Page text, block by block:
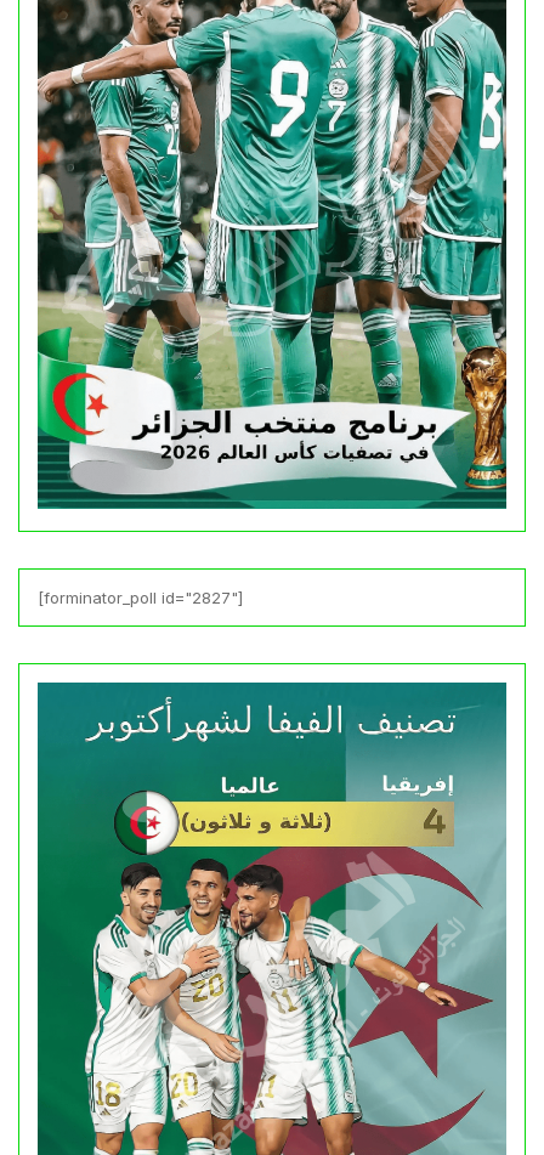
[forminator_poll id="2827"]